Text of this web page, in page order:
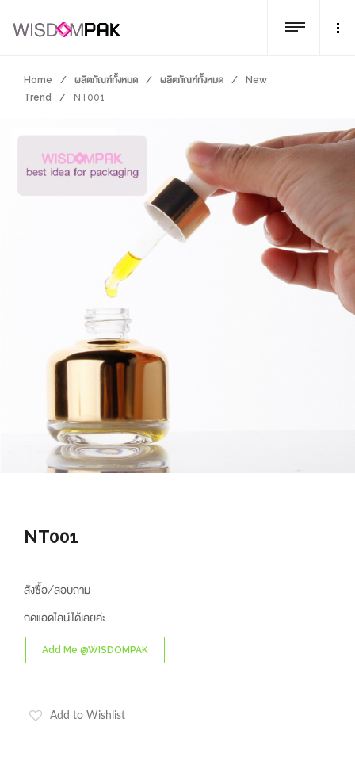
Home / ผลิตภัณฑ์ทั้งหมด / ผลิตภัณฑ์ทั้งหมด /
New
Trend
/ NT001
NT001
สั่งซื้อ/สอบถาม
กดแอดไลน์ได้เลยค่ะ
Add Me @WISDOMPAK
Add to Wishlist